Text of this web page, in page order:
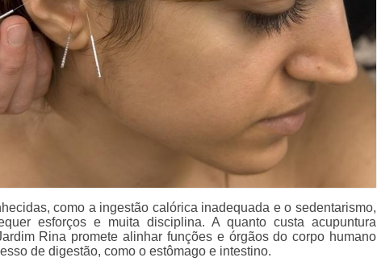
como a ingestão calórica inadequada e o sedentarismo,
esforços e muita disciplina. A quanto custa acupuntura
Rina promete alinhar funções e órgãos do corpo humano
de digestão, como o estômago e intestino.